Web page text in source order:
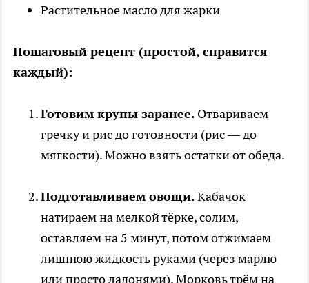
Растительное масло для жарки
Пошаговый рецепт (простой, справится
каждый):
Готовим крупы заранее. Отвариваем
гречку и рис до готовности (рис — до
мягкости). Можно взять остатки от обеда.
Подготавливаем овощи.Кабачок
натираем на мелкой тёрке, солим,
оставляем на 5 минут, потом отжимаем
лишнюю жидкость руками (через марлю
или просто ладонями). Морковь трём на